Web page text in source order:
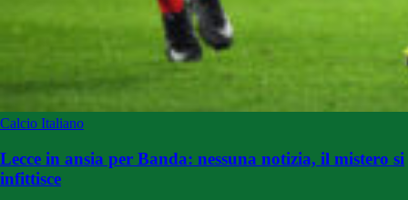
Calcio Italiano
Lecce in ansia per Banda: nessuna notizia, il mistero si
infittisce